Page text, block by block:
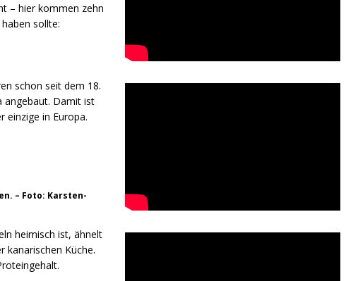
– hier kommen zehn
sollte:
schon seit dem 18.
angebaut. Damit ist
einzige in Europa.
– Foto: Karsten-
heimisch ist, ähnelt
kanarischen Küche.